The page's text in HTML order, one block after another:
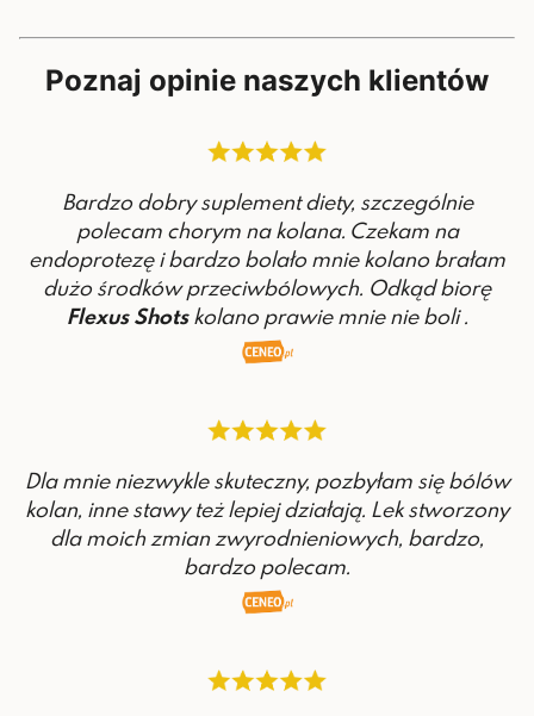
Poznaj opinie naszych klientów
Bardzo dobry suplement diety, szczególnie
polecam chorym na kolana. Czekam na
endoprotezę i bardzo bolało mnie kolano brałam
dużo środków przeciwbólowych. Odkąd biorę
Flexus Shotskolano prawie mnie nie boli .
Dla mnie niezwykle skuteczny, pozbyłam się bólów
kolan, inne stawy też lepiej działają. Lek stworzony
dla moich zmian zwyrodnieniowych, bardzo,
bardzo polecam.